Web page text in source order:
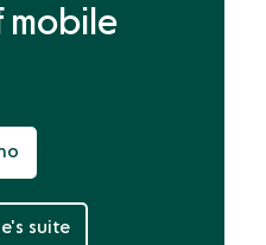
mobile
suite